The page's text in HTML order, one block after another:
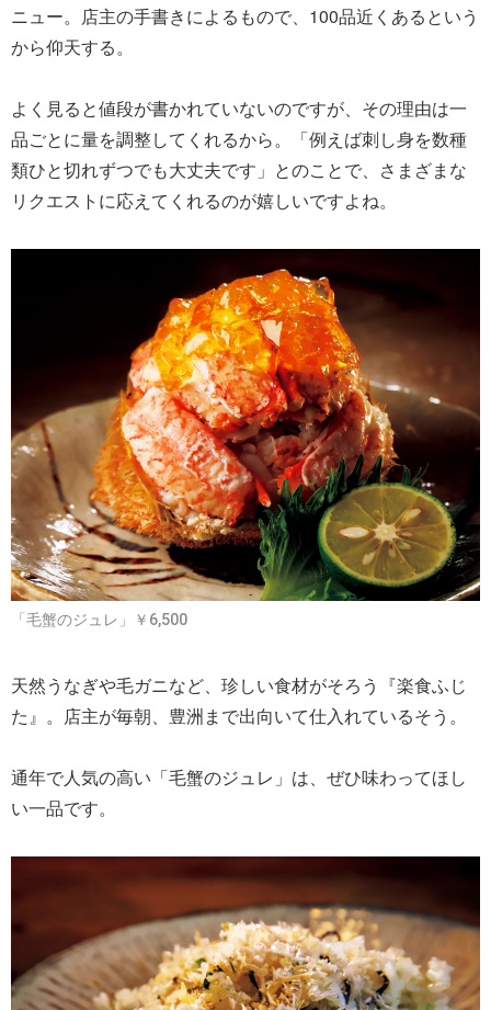
ニュー。店主の手書きによるもので、100品近くあるという
から仰天する。
よく見ると値段が書かれていないのですが、その理由は一
品ごとに量を調整してくれるから。「例えば刺し身を数種
類ひと切れずつでも大丈夫です」とのことで、さまざまな
リクエストに応えてくれるのが嬉しいですよね。
「毛蟹のジュレ」￥6,500
天然うなぎや毛ガニなど、珍しい食材がそろう『楽食ふじ
た』。店主が毎朝、豊洲まで出向いて仕入れているそう。
通年で人気の高い「毛蟹のジュレ」は、ぜひ味わってほし
い一品です。